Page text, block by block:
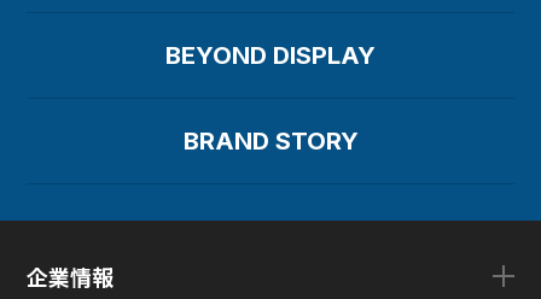
BEYOND DISPLAY
BRAND STORY
企業情報